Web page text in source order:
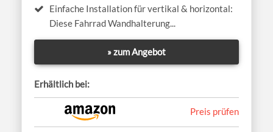
Einfache Installation für vertikal & horizontal:
Diese Fahrrad Wandhalterung...
» zum Angebot
Erhältlich bei:
Preis prüfen